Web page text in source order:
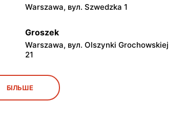
Warszawa, вул. Szwedzka 1
Groszek
Warszawa, вул. Olszynki Grochowskiej
21
Groszek
Babice Nowe, вул. Warszawska 278
БІЛЬШЕ